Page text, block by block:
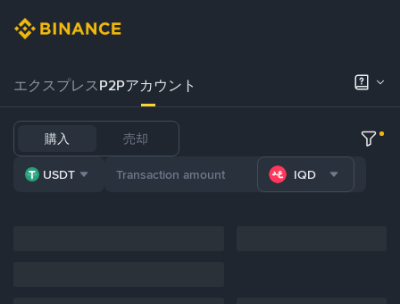
エクスプレスP2Pアカウント
購入 売却
USDT IQD